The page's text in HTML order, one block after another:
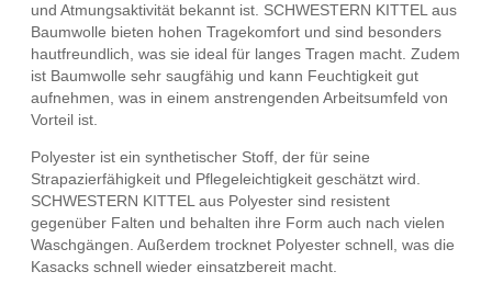
und Atmungsaktivität bekannt ist. SCHWESTERN KITTEL aus
Baumwolle bieten hohen Tragekomfort und sind besonders
hautfreundlich, was sie ideal für langes Tragen macht. Zudem
ist Baumwolle sehr saugfähig und kann Feuchtigkeit gut
aufnehmen, was in einem anstrengenden Arbeitsumfeld von
Vorteil ist.
Polyester ist ein synthetischer Stoff, der für seine
Strapazierfähigkeit und Pflegeleichtigkeit geschätzt wird.
SCHWESTERN KITTEL aus Polyester sind resistent
gegenüber Falten und behalten ihre Form auch nach vielen
Waschgängen. Außerdem trocknet Polyester schnell, was die
Kasacks schnell wieder einsatzbereit macht.